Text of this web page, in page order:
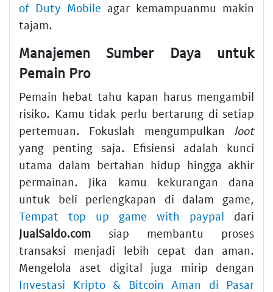
of Duty Mobile agar kemampuanmu makin
tajam.
Manajemen Sumber Daya untuk
Pemain Pro
Pemain hebat tahu kapan harus mengambil
risiko. Kamu tidak perlu bertarung di setiap
pertemuan. Fokuslah mengumpulkan loot
yang penting saja. Efisiensi adalah kunci
utama dalam bertahan hidup hingga akhir
permainan. Jika kamu kekurangan dana
untuk beli perlengkapan di dalam game,
Tempat top up game with paypal dari
JualSaldo.com siap membantu proses
transaksi menjadi lebih cepat dan aman.
Mengelola aset digital juga mirip dengan
Investasi Kripto & Bitcoin Aman di Pasar